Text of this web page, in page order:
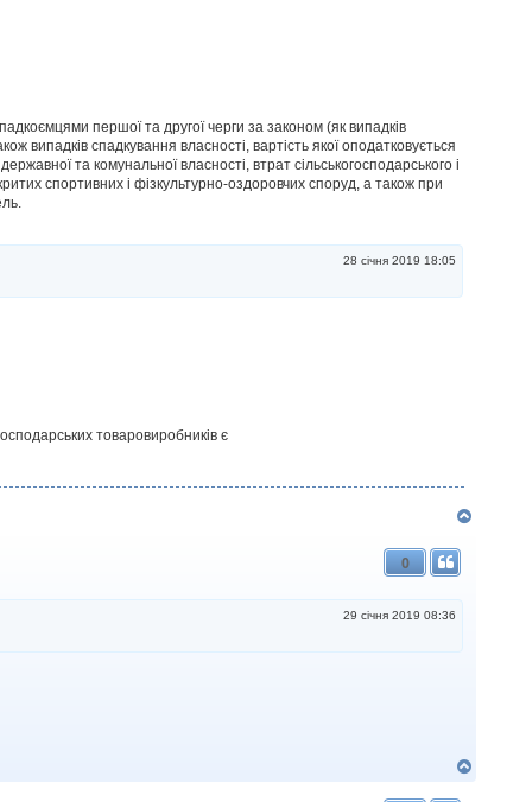
першої та другої черги за законом (як випадків
випадків спадкування власності, вартість якої оподатковується
та комунальної власності, втрат сільськогосподарського і
спортивних і фізкультурно-оздоровчих споруд, а також при
28 січня 2019 18:05
товаровиробників є
0
29 січня 2019 08:36